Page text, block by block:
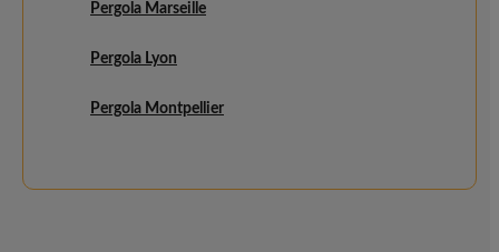
Pergola Marseille
Pergola Lyon
Pergola Montpellier